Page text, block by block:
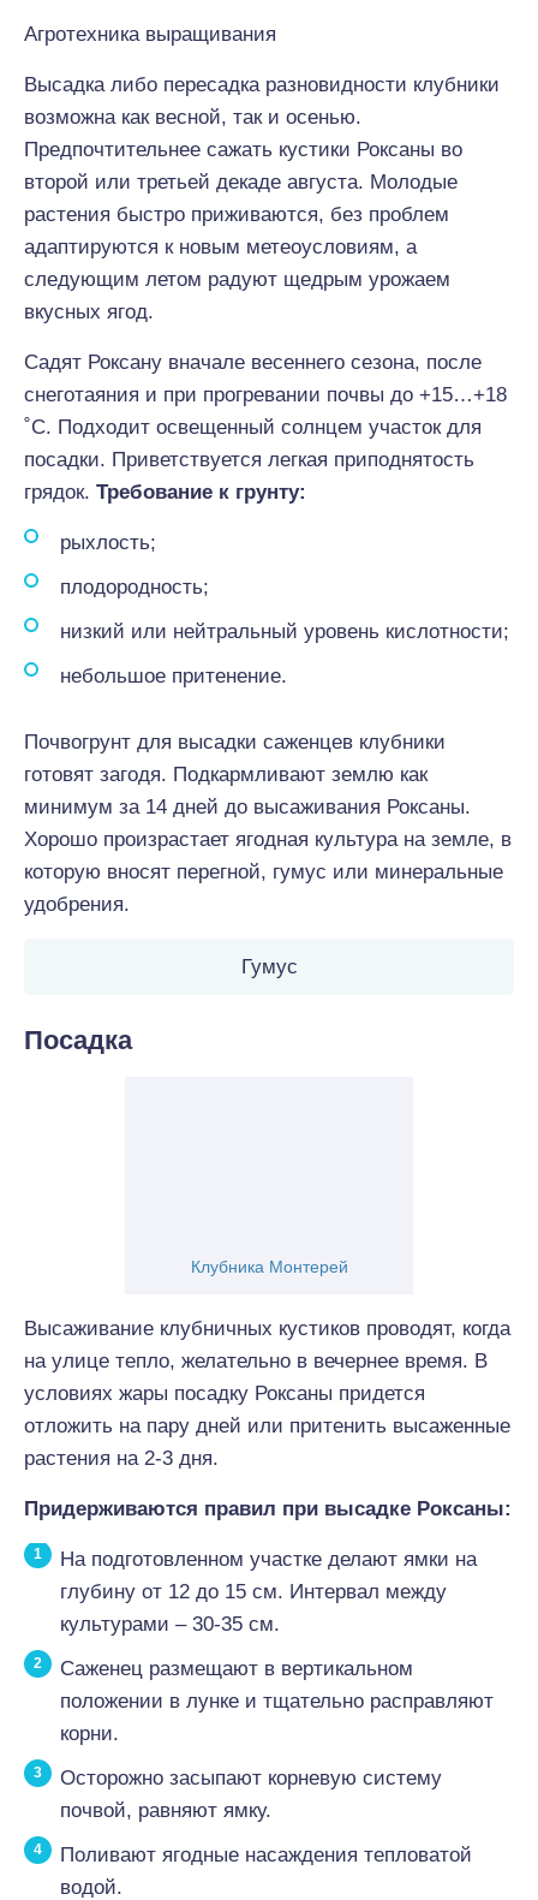
Агротехника выращивания
Высадка либо пересадка разновидности клубники
возможна как весной, так и осенью.
Предпочтительнее сажать кустики Роксаны во
второй или третьей декаде августа. Молодые
растения быстро приживаются, без проблем
адаптируются к новым метеоусловиям, а
следующим летом радуют щедрым урожаем
вкусных ягод.
Садят Роксану вначале весеннего сезона, после
снеготаяния и при прогревании почвы до +15…+18
˚С. Подходит освещенный солнцем участок для
посадки. Приветствуется легкая приподнятость
грядок. Требование к грунту:
рыхлость;
плодородность;
низкий или нейтральный уровень кислотности;
небольшое притенение.
Почвогрунт для высадки саженцев клубники
готовят загодя. Подкармливают землю как
минимум за 14 дней до высаживания Роксаны.
Хорошо произрастает ягодная культура на земле, в
которую вносят перегной, гумус или минеральные
удобрения.
Гумус
Посадка
Клубника Монтерей
Высаживание клубничных кустиков проводят, когда
на улице тепло, желательно в вечернее время. В
условиях жары посадку Роксаны придется
отложить на пару дней или притенить высаженные
растения на 2-3 дня.
Придерживаются правил при высадке Роксаны:
На подготовленном участке делают ямки на
глубину от 12 до 15 см. Интервал между
культурами – 30-35 см.
Саженец размещают в вертикальном
положении в лунке и тщательно расправляют
корни.
Осторожно засыпают корневую систему
почвой, равняют ямку.
Поливают ягодные насаждения тепловатой
водой.